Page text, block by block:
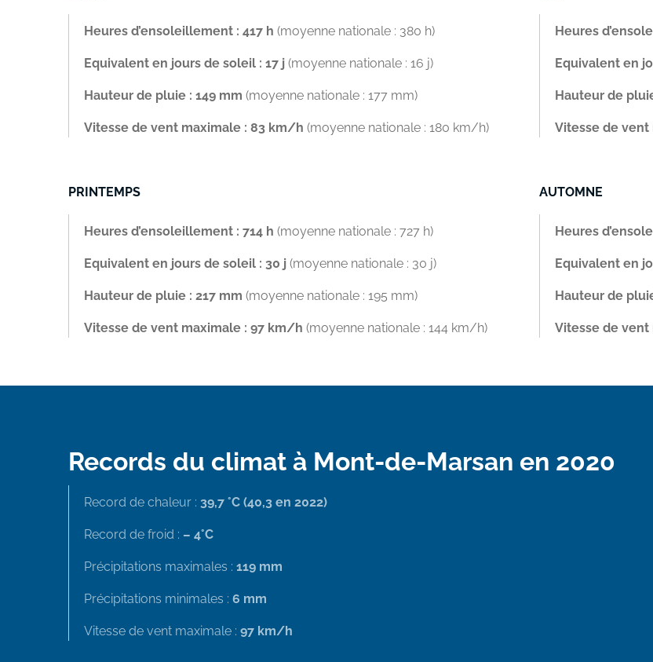
Heures d’ensoleillement : 417 h (moyenne nationale : 380 h)
Equivalent en jours de soleil : 17 j (moyenne nationale : 16 j)
Hauteur de pluie : 149 mm (moyenne nationale : 177 mm)
Vitesse de vent maximale : 83 km/h (moyenne nationale : 180 km/h)
PRINTEMPS
Heures d’ensoleillement : 714 h (moyenne nationale : 727 h)
Equivalent en jours de soleil : 30 j (moyenne nationale : 30 j)
Hauteur de pluie : 217 mm (moyenne nationale : 195 mm)
Vitesse de vent maximale : 97 km/h (moyenne nationale : 144 km/h)
Heures
Equivalent en
Hauteur de
Vitesse de
AUTOMNE
Heures
Equivalent en
Hauteur de
Vitesse de
Records du climat à Mont-de-Marsan en 2020
Record de chaleur : 39,7 °C (40,3 en 2022)
Record de froid : – 4°C
Précipitations maximales : 119 mm
Précipitations minimales : 6 mm
Vitesse de vent maximale : 97 km/h